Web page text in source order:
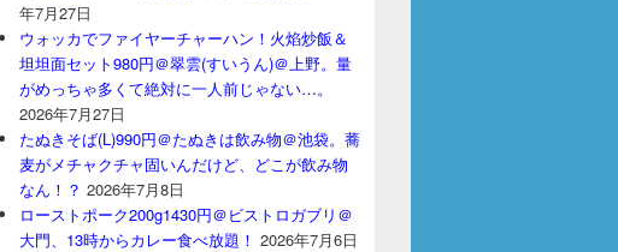
年7月27日
ウォッカでファイヤーチャーハン！火焰炒飯＆
坦坦面セット980円＠翠雲(すいうん)＠上野。量
がめっちゃ多くて絶対に一人前じゃない…。
2026年7月27日
たぬきそば(L)990円＠たぬきは飲み物＠池袋。蕎
麦がメチャクチャ固いんだけど、どこが飲み物
なん！？ 2026年7月8日
ローストポーク200g1430円＠ビストロガブリ＠
大門、13時からカレー食べ放題！ 2026年7月6日